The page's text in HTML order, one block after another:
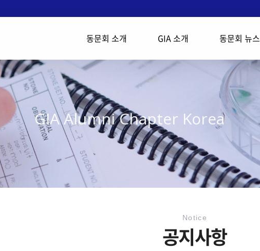
동문회 소개 GIA 소개 동문회 뉴스
GIA Alumni Chapter Korea
Notice
공지사항